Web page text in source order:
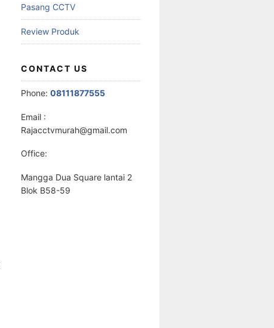
Pasang CCTV
Review Produk
CONTACT US
Phone: 08111877555
Email :
Rajacctvmurah@gmail.com
Office:
Mangga Dua Square lantai 2
Blok B58-59